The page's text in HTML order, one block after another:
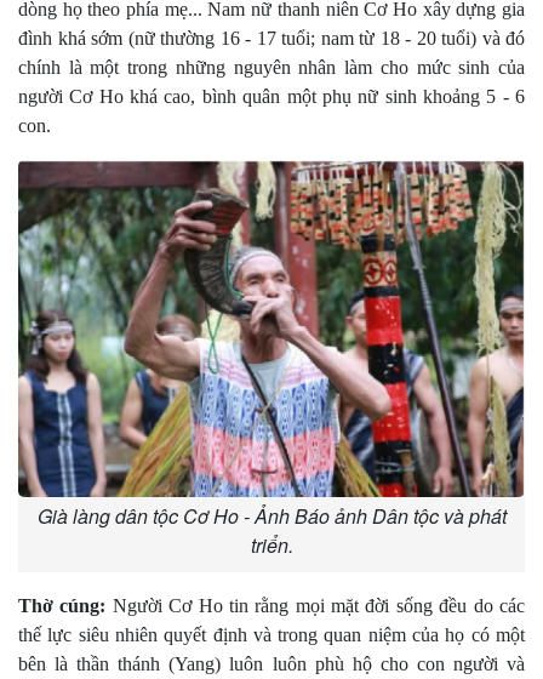
dòng họ theo phía mẹ... Nam nữ thanh niên Cơ Ho xây dựng gia
đình khá sớm (nữ thường 16 - 17 tuổi; nam từ 18 - 20 tuổi) và đó
chính là một trong những nguyên nhân làm cho mức sinh của
người Cơ Ho khá cao, bình quân một phụ nữ sinh khoảng 5 - 6
con.
Già làng dân tộc Cơ Ho - Ảnh Báo ảnh Dân tộc và phát
triển.
Thờ cúng: Người Cơ Ho tin rằng mọi mặt đời sống đều do các
thế lực siêu nhiên quyết định và trong quan niệm của họ có một
bên là thần thánh (Yang) luôn luôn phù hộ cho con người và